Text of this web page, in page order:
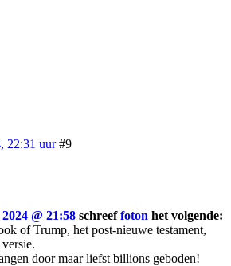
22:31 uur #9
@ 21:58 schreeffoton het volgende:
of Trump, het post-nieuwe testament,
door maar liefst billions geboden!